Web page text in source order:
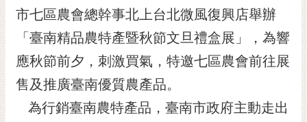
主題服務
市政資訊
市民互動
市七區農會總幹事北上台北微風復興店舉辦
「臺南精品農特產暨秋節文旦禮盒展」，為響
應秋節前夕，刺激買氣，特邀七區農會前往展
售及推廣臺南優質農產品。
為行銷臺南農特產品，臺南市政府主動走出